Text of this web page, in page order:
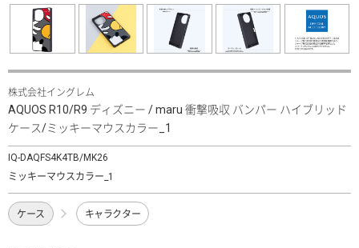
株式会社イングレム
AQUOS R10/R9 ディズニー / maru 衝撃吸収 バンパー ハイブリッド
ケース/ミッキーマウスカラー_1
IQ-DAQFS4K4TB/MK26
ミッキーマウスカラー_1
ケース キャラクター